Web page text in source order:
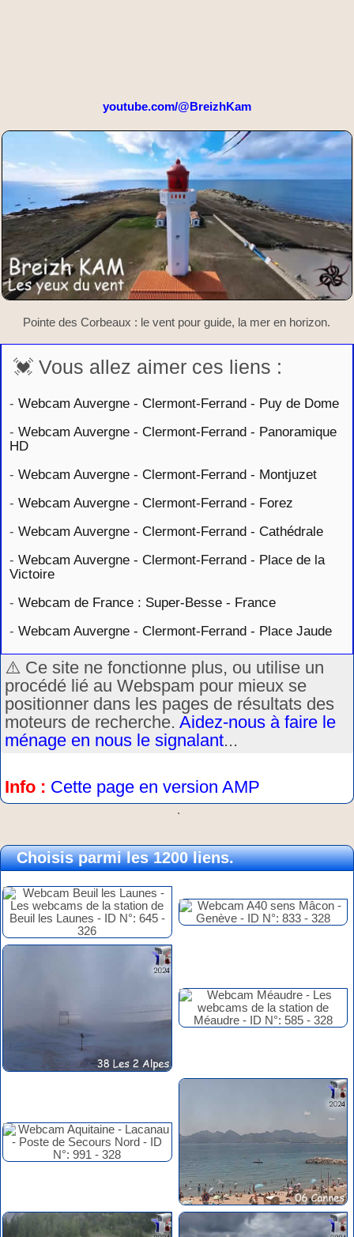
youtube.com/@BreizhKam
Pointe des Corbeaux : le vent pour guide, la mer en horizon.
💓 Vous allez aimer ces liens :
- Webcam Auvergne - Clermont-Ferrand - Puy de Dome
- Webcam Auvergne - Clermont-Ferrand - Panoramique
HD
- Webcam Auvergne - Clermont-Ferrand - Montjuzet
- Webcam Auvergne - Clermont-Ferrand - Forez
- Webcam Auvergne - Clermont-Ferrand - Cathédrale
- Webcam Auvergne - Clermont-Ferrand - Place de la
Victoire
- Webcam de France : Super-Besse - France
- Webcam Auvergne - Clermont-Ferrand - Place Jaude
⚠️ Ce site ne fonctionne plus, ou utilise un
procédé lié au Webspam pour mieux se
positionner dans les pages de résultats des
moteurs de recherche. Aidez-nous à faire le
ménage en nous le signalant...
Info : Cette page en version AMP
.
Choisis parmi les 1200 liens.